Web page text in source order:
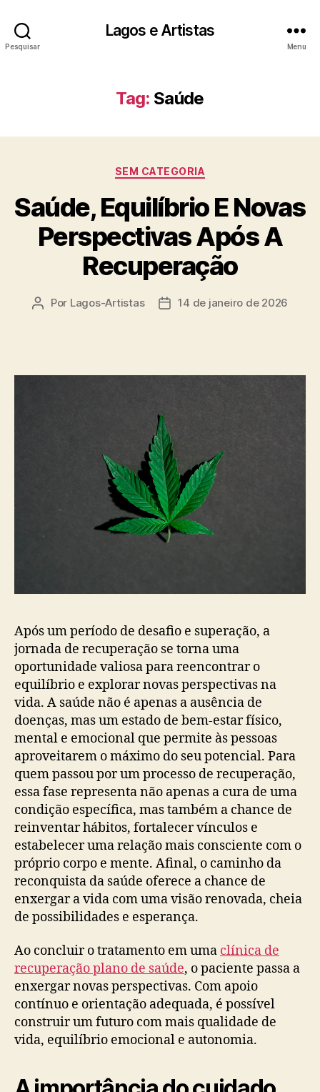
Pesquisar
Lagos e Artistas
Menu
Tag: Saúde
Categorias
SEM CATEGORIA
Saúde, Equilíbrio E Novas
Perspectivas Após A
Recuperação
Autor
Por Lagos-Artistas
Data14 de janeiro de 2026
Após um período de desafio e superação, a
jornada de recuperação se torna uma
oportunidade valiosa para reencontrar o
equilíbrio e explorar novas perspectivas na
vida. A saúde não é apenas a ausência de
doenças, mas um estado de bem-estar físico,
mental e emocional que permite às pessoas
aproveitarem o máximo do seu potencial. Para
quem passou por um processo de recuperação,
essa fase representa não apenas a cura de uma
condição específica, mas também a chance de
reinventar hábitos, fortalecer vínculos e
estabelecer uma relação mais consciente com o
próprio corpo e mente. Afinal, o caminho da
reconquista da saúde oferece a chance de
enxergar a vida com uma visão renovada, cheia
de possibilidades e esperança.
Ao concluir o tratamento em uma clínica de
recuperação plano de saúde, o paciente passa a
enxergar novas perspectivas. Com apoio
contínuo e orientação adequada, é possível
construir um futuro com mais qualidade de
vida, equilíbrio emocional e autonomia.